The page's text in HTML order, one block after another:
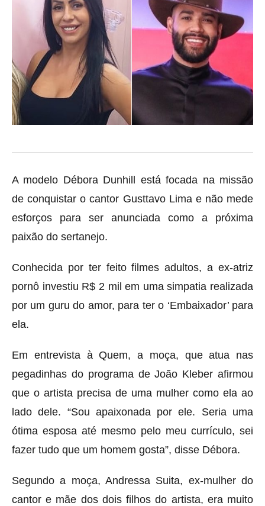
A modelo Débora Dunhill está focada na missão
de conquistar o cantor Gusttavo Lima e não mede
esforços para ser anunciada como a próxima
paixão do sertanejo.
Conhecida por ter feito filmes adultos, a ex-atriz
pornô investiu R$ 2 mil em uma simpatia realizada
por um guru do amor, para ter o ‘Embaixador’ para
ela.
Em entrevista à Quem, a moça, que atua nas
pegadinhas do programa de João Kleber afirmou
que o artista precisa de uma mulher como ela ao
lado dele. “Sou apaixonada por ele. Seria uma
ótima esposa até mesmo pelo meu currículo, sei
fazer tudo que um homem gosta”, disse Débora.
Segundo a moça, Andressa Suita, ex-mulher do
cantor e mãe dos dois filhos do artista, era muito